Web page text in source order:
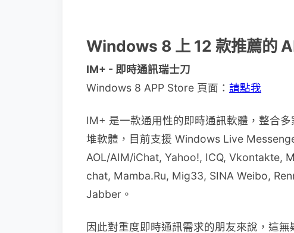
Windows 8 上 12 款推薦的
IM+ - 即時通訊瑞士刀
Windows 8 APP Store 頁面： 請點我
IM+ 是一款通用性的即時通訊軟體，整合
堆軟體，目前支援 Windows Live
AOL/AIM/iChat, Yahoo!, ICQ, Vkontakte,
chat, Mamba.Ru, Mig33, SINA Weibo,
Jabber。
因此對重度即時通訊需求的朋友來說，這